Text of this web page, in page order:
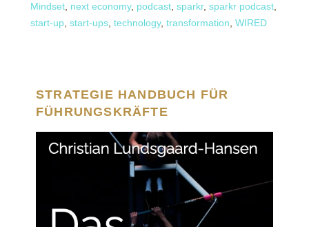
Mindset next economy, podcast sparkr, sparkr podcast
start-up start-ups technology, transformation WIRED
STRATEGIE HANDBUCH FÜR
FÜHRUNGSKRÄFTE